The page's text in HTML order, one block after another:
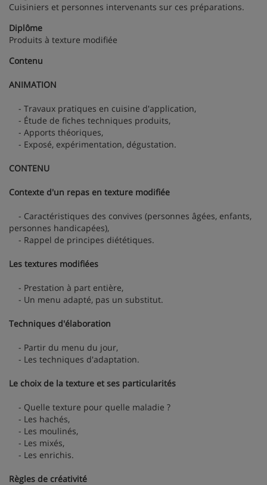
Cuisiniers et personnes intervenants sur ces préparations.
Diplôme
Produits à texture modifiée
Contenu
ANIMATION
- Travaux pratiques en cuisine d'application,
- Étude de fiches techniques produits,
- Apports théoriques,
- Exposé, expérimentation, dégustation.
CONTENU
Contexte d'un repas en texture modifiée
- Caractéristiques des convives (personnes âgées, enfants,
personnes handicapées),
- Rappel de principes diététiques.
Les textures modifiées
- Prestation à part entière,
- Un menu adapté, pas un substitut.
Techniques d'élaboration
- Partir du menu du jour,
- Les techniques d'adaptation.
Le choix de la texture et ses particularités
- Quelle texture pour quelle maladie ?
- Les hachés,
- Les moulinés,
- Les mixés,
- Les enrichis.
Règles de créativité